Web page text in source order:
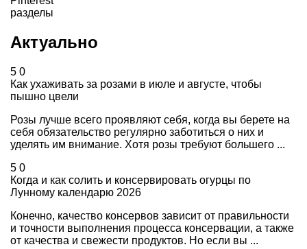
разделы
Актуально
5 0
Как ухаживать за розами в июле и августе, чтобы
пышно цвели
Розы лучше всего проявляют себя, когда вы берете на
себя обязательство регулярно заботиться о них и
уделять им внимание. Хотя розы требуют большего ...
5 0
Когда и как солить и консервировать огурцы по
Лунному календарю 2026
Конечно, качество консервов зависит от правильности
и точности выполнения процесса консервации, а также
от качества и свежести продуктов. Но если вы ...